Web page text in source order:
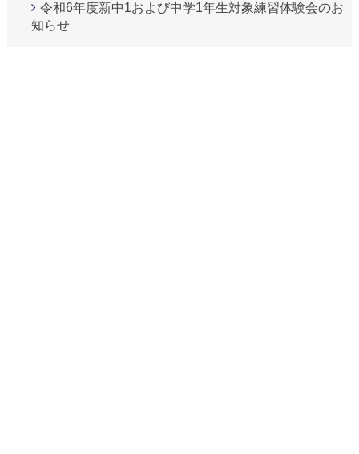
令和6年度新中1および中学1年生対象練習体験会のお
知らせ